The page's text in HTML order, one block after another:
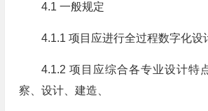
4.1 一般规定
4.1.1 项目应进行全过程数字化设
4.1.2 项目应综合各专业设计特
察、设计、建造、